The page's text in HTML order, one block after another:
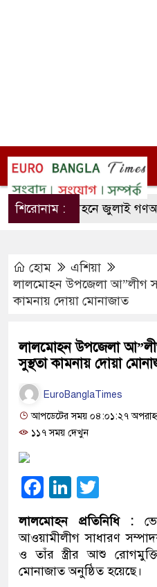
শিরোনাম :
লালমোহনে জুলাই
হোম
এশিয়া
লালমোহন উপজেলা আ”লীগ
কামনায় দোয়া মোনাজাত
লালমোহন উপজেলা
সুস্থতা কামনায় দোয়া
EuroBanglaTimes
আপডেটের সময় ০৪:০১:২৭
১১৭ সময় দেখুন
Facebook
LinkedIn
লালমোহন প্রতিনিধি :
আওয়ামীলীগ সাধারণ
ও তাঁর স্ত্রীর আশু
মোনাজাত অনুষ্ঠিত হয়েছে।